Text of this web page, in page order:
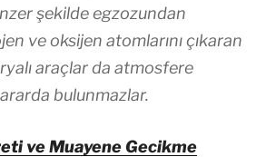
şekilde egzozundan
ve oksijen atomlarını çıkaran
araçlar da atmosfere
bulunmazlar.
ve Muayene Gecikme